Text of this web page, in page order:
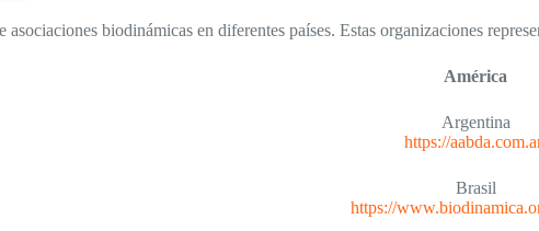
asociaciones biodinámicas en diferentes países. Estas organizaciones
América
Argentina
https://
Brasil
https://